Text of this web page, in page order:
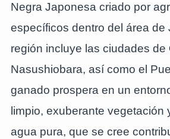
Negra Japonesa criado por
específicos dentro del área de
región incluye las ciudades de
Nasushiobara, así como el
ganado prospera en un
limpio, exuberante vegetación
agua pura, que se cree